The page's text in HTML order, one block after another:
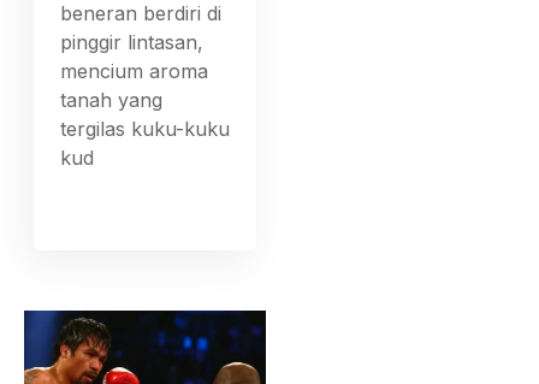
beneran berdiri di
pinggir lintasan,
mencium aroma
tanah yang
tergilas kuku-kuku
kud